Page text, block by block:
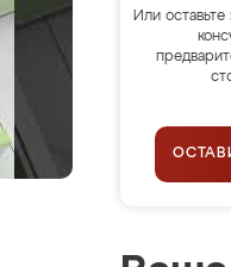
Или оставьте